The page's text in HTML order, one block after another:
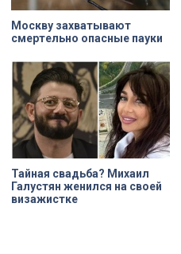
Москву захватывают
смертельно опасные пауки
Тайная свадьба? Михаил
Галустян женился на своей
визажистке